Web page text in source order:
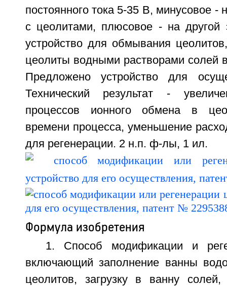
постоянного тока 5-35 В, минусовое -
с цеолитами, плюсовое - на другой
устройство для обмывания
цеолиты водными растворами солей
Предложено устройство для
Технический результат -
процессов ионного обмена в
времени процесса, уменьшение
для регенерации. 2 н.п. ф-лы, 1 ил.
Формула изобретения
1. Способ модификации и
включающий заполнение ванны
цеолитов, загрузку в ванну солей,